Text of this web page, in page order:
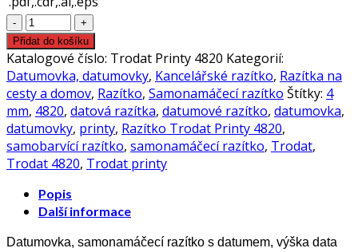
Trodat
Printy
4820
razítko,
datumovka,
datumové
razítko,
4mm
množství
Přidat do košíku
Katalogové číslo: Trodat Printy 4820 Kategorií:
Datumovka, datumovky, Kancelářské razítko, Razítka na
cesty a domov, Razítko, Samonamáčecí razítko Štítky: 4
mm, 4820, datová razítka, datumové razítko, datumovka,
datumovky, printy, Razítko Trodat Printy 4820,
samobarvící razítko, samonamáčecí razítko, Trodat,
Trodat 4820, Trodat printy
Popis
Další informace
Datumovka, samonamáčecí razítko s datumem, výška data